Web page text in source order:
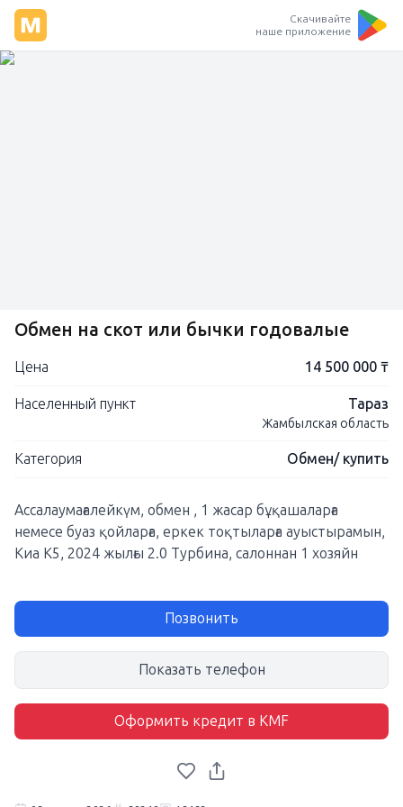
Скачивайте
наше приложение
Обмен на скот или бычки годовалые
Цена 14 500 000 ₸
Населенный пункт Тараз
Жамбылская область
Категория Обмен/ купить
Ассалаумағалейкүм, обмен , 1 жасар бұқашаларға
немесе буаз қойларға, еркек тоқтыларға ауыстырамын,
Киа К5, 2024 жылғы 2.0 Турбина, салоннан 1 хозяйн
Позвонить
Показать телефон
Оформить кредит в KMF